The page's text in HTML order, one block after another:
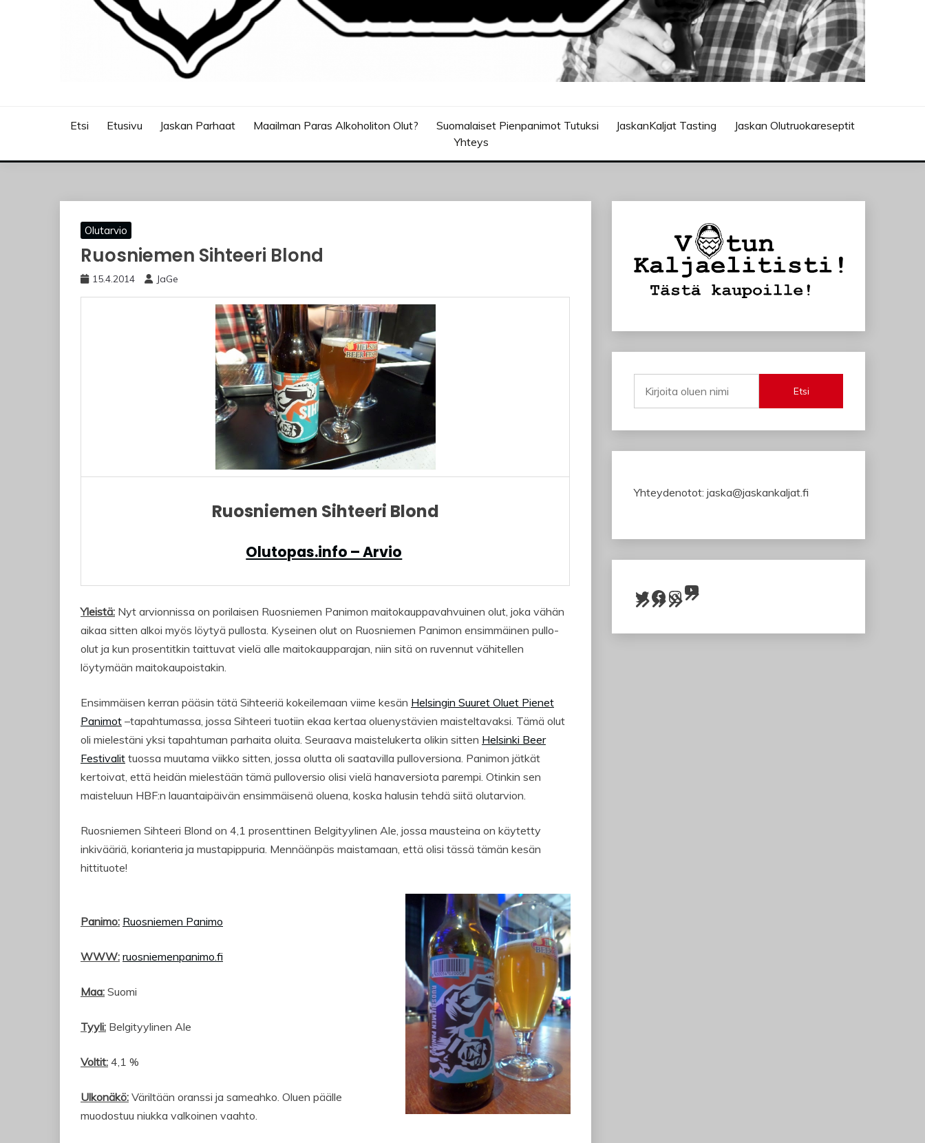
Etsi Etusivu Jaskan Parhaat Maailman Paras Alkoholiton Olut? Suomalaiset Pienpanimot Tutuksi JaskanKaljat Tasting
Jaskan Olutruokareseptit
Yhteys
Olutarvio
Ruosniemen Sihteeri Blond
15.4.2014 JaGe
Ruosniemen Sihteeri Blond
Olutopas.info – Arvio
Yleistä: Nyt arvionnissa on porilaisen Ruosniemen Panimon maitokauppavahvuinen olut, joka vähän
aikaa sitten alkoi myös löytyä pullosta. Kyseinen olut on Ruosniemen Panimon ensimmäinen pullo-
olut ja kun prosentitkin taittuvat vielä alle maitokaupparajan, niin sitä on ruvennut vähitellen
löytymään maitokaupoistakin.
Ensimmäisen kerran pääsin tätä Sihteeriä kokeilemaan viime kesän Helsingin Suuret Oluet Pienet
Panimot –tapahtumassa, jossa Sihteeri tuotiin ekaa kertaa oluenystävien maisteltavaksi. Tämä olut
oli mielestäni yksi tapahtuman parhaita oluita. Seuraava maistelukerta olikin sitten Helsinki Beer
Festivalit tuossa muutama viikko sitten, jossa olutta oli saatavilla pulloversiona. Panimon jätkät
kertoivat, että heidän mielestään tämä pulloversio olisi vielä hanaversiota parempi. Otinkin sen
maisteluun HBF:n lauantaipäivän ensimmäisenä oluena, koska halusin tehdä siitä olutarvion.
Ruosniemen Sihteeri Blond on 4,1 prosenttinen Belgityylinen Ale, jossa mausteina on käytetty
inkivääriä, korianteria ja mustapippuria. Mennäänpäs maistamaan, että olisi tässä tämän kesän
hittituote!
Panimo: Ruosniemen Panimo
WWW: ruosniemenpanimo.fi
Maa: Suomi
Tyyli: Belgityylinen Ale
Voltit: 4,1 %
Ulkonäkö: Väriltään oranssi ja sameahko. Oluen päälle
muodostuu niukka valkoinen vaahto.
Etsi
Yhteydenotot: jaska@jaskankaljat.fi
Twitter Facebook InstagramYouTube